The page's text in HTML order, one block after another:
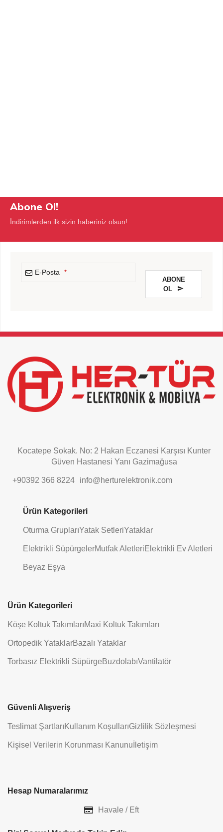
Abone Ol!
İndirimlerden ilk sizin haberiniz olsun!
E-Posta *
ABONE
OL
field
left
blank
Kocatepe Sokak. No: 2 Hakan Eczanesi Karşısı Kunter
Güven Hastanesi Yanı Gazimağusa
+90392 366 8224 info@herturelektronik.com
Ürün Kategorileri
Oturma GruplarıYatak SetleriYataklar
Elektrikli SüpürgelerMutfak AletleriElektrikli Ev Aletleri
Beyaz Eşya
Ürün Kategorileri
Köşe Koltuk TakımlarıMaxi Koltuk Takımları
Ortopedik YataklarBazalı Yataklar
Torbasız Elektrikli SüpürgeBuzdolabıVantilatör
Güvenli Alışveriş
Teslimat ŞartlarıKullanım KoşullarıGizlilik Sözleşmesi
Kişisel Verilerin Korunması Kanunu İletişim
Hesap Numaralarımız
Havale / Eft